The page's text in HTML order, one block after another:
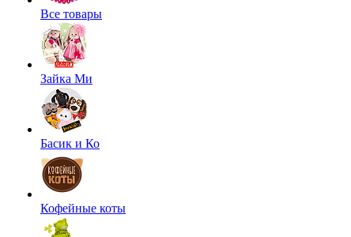
Все товары
Зайка Ми
Басик и Ко
Кофейные коты